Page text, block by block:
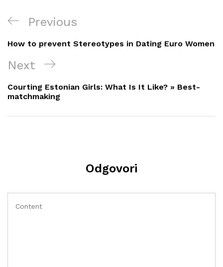
Navigacija
objava
Previous
Post
Previous
How to prevent Stereotypes in Dating Euro Women
Next
Post
Next
Courting Estonian Girls: What Is It Like? » Best-
matchmaking
Odgovori